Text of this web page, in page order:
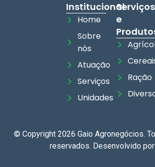
Institucional
Home
Sobre
nós
Atuação
Serviços
Unidades
Serviços
e
Ração
© Copyright 2026 Gaio Agronegócios.
reservados. Desenvolvido por